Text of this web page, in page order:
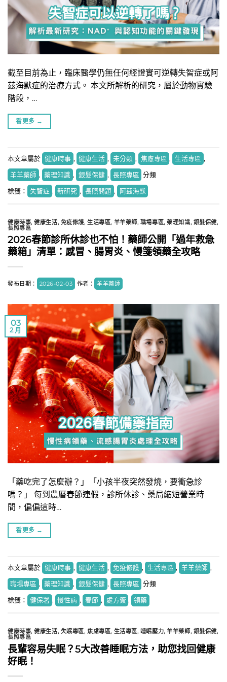
截至目前為止，臨床醫學仍無任何經證實可逆轉失智症或阿
茲海默症的治療方式。 本文所解析的研究，屬於動物實驗
階段，…
看更多 →
本文章屬於 健康時事 , 健康生活 , 未分類 , 焦慮專區 , 生活專區 ,
羊羊藥師 , 藥理知識 , 銀髮保健 , 長照專區 分類
標籤： 失智症 , 新研究 , 長照問題 , 阿茲海默
健康時事,健康生活, 免疫修護,生活專區, 羊羊藥師, 職場專區,藥理知識, 銀髮保健,
長照專區
2026春節診所休診也不怕！藥師公開「過年救急
藥箱」清單：感冒、腸胃炎、慢箋領藥全攻略
發布日期： 2026-02-03 作者： 羊羊藥師
03
2 月
「藥吃完了怎麼辦？」「小孩半夜突然發燒，要衝急診
嗎？」 每到農曆春節連假，診所休診、藥局縮短營業時
間，偏偏這時…
看更多 →
本文章屬於 健康時事 , 健康生活 , 免疫修護 , 生活專區 , 羊羊藥師 ,
職場專區 , 藥理知識 , 銀髮保健 , 長照專區 分類
標籤： 健保署 , 慢性病 , 春節 , 處方簽 , 領藥
健康時事,健康生活, 失眠專區,焦慮專區, 生活專區, 睡眠壓力,羊羊藥師, 銀髮保健,
長照專區
長輩容易失眠？5大改善睡眠方法，助您找回健康
好眠！